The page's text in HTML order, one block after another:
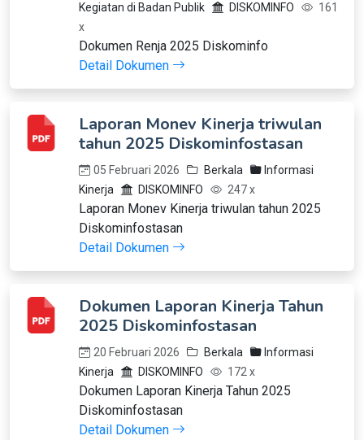
Kegiatan di Badan Publik
DISKOMINFO
161
x
Dokumen Renja 2025 Diskominfo
Detail Dokumen
Laporan Monev Kinerja triwulan
tahun 2025 Diskominfostasan
05 Februari 2026 Berkala
Informasi
Kinerja
DISKOMINFO 247 x
Laporan Monev Kinerja triwulan tahun 2025
Diskominfostasan
Detail Dokumen
Dokumen Laporan Kinerja Tahun
2025 Diskominfostasan
20 Februari 2026 Berkala
Informasi
Kinerja
DISKOMINFO 172 x
Dokumen Laporan Kinerja Tahun 2025
Diskominfostasan
Detail Dokumen